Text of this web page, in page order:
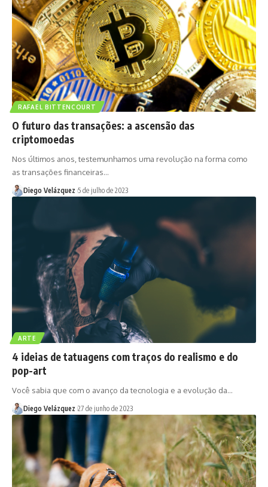
RAFAEL BITTENCOURT
O futuro das transações: a ascensão das
criptomoedas
Nos últimos anos, testemunhamos uma revolução na forma como
as transações financeiras…
Diego Velázquez 5 de julho de 2023
ARTE
4 ideias de tatuagens com traços do realismo e do
pop-art
Você sabia que com o avanço da tecnologia e a evolução da…
Diego Velázquez 27 de junho de 2023